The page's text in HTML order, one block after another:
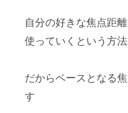
自分の好きな焦点距
使っていくという方
だからベースとなる
す